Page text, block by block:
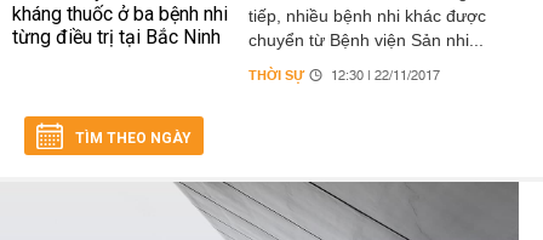
tiếp, nhiều bệnh nhi khác được
chuyển từ Bệnh viện Sản nhi...
THỜI SỰ 12:30 | 22/11/2017
TÌM THEO NGÀY